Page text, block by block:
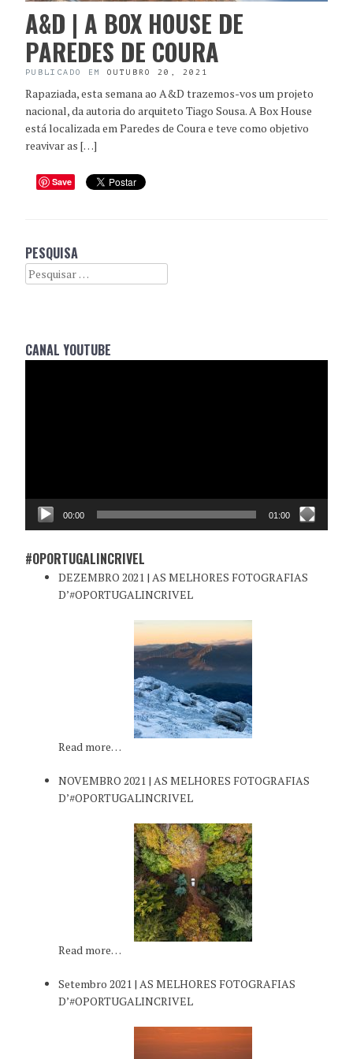
A&D | A BOX HOUSE DE
PAREDES DE COURA
PUBLICADO EM OUTUBRO 20, 2021
Rapaziada, esta semana ao A&D trazemos-vos um projeto
nacional, da autoria do arquiteto Tiago Sousa. A Box House
está localizada em Paredes de Coura e teve como objetivo
reavivar as […]
Save
PESQUISA
Search
CANAL YOUTUBE
00:00 01:00
#OPORTUGALINCRIVEL
DEZEMBRO 2021 | AS MELHORES FOTOGRAFIAS
D’#OPORTUGALINCRIVEL
Read more…
NOVEMBRO 2021 | AS MELHORES FOTOGRAFIAS
D’#OPORTUGALINCRIVEL
Read more…
Setembro 2021 | AS MELHORES FOTOGRAFIAS
D’#OPORTUGALINCRIVEL